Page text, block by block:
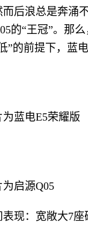
而后浪总是奔涌
的“王冠”。那
”的前提下，蓝
为蓝电E5荣耀版
为启源Q05
表现：宽敞大7座